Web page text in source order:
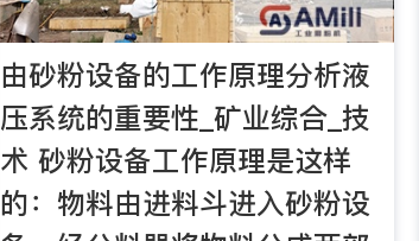
由砂粉设备的工作原理分析液
压系统的重要性_矿业综合_技
术 砂粉设备工作原理是这样
的：物料由进料斗进入砂粉设